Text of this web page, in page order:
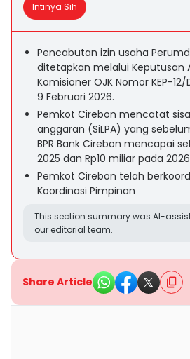
Intinya Sih
Pencabutan izin usaha
ditetapkan melalui Keputusan
Komisioner OJK Nomor KEP-
9 Februari 2026.
Pemkot Cirebon mencatat
anggaran (SiLPA) yang
BPR Bank Cirebon mencapai
2025 dan Rp10 miliar pada
Pemkot Cirebon telah
Koordinasi Pimpinan
This section summary was AI-
our editorial team.
Share Article